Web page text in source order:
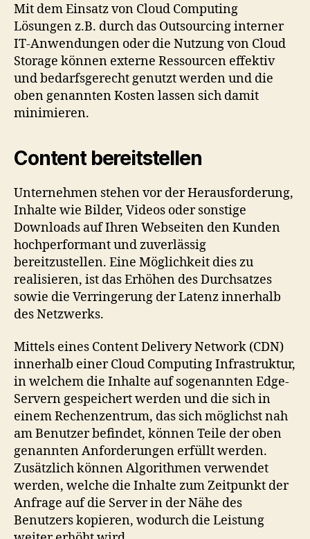
Mit dem Einsatz von Cloud Computing
Lösungen z.B. durch das Outsourcing interner
IT-Anwendungen oder die Nutzung von Cloud
Storage können externe Ressourcen effektiv
und bedarfsgerecht genutzt werden und die
oben genannten Kosten lassen sich damit
minimieren.
Content bereitstellen
Unternehmen stehen vor der Herausforderung,
Inhalte wie Bilder, Videos oder sonstige
Downloads auf Ihren Webseiten den Kunden
hochperformant und zuverlässig
bereitzustellen. Eine Möglichkeit dies zu
realisieren, ist das Erhöhen des Durchsatzes
sowie die Verringerung der Latenz innerhalb
des Netzwerks.
Mittels eines Content Delivery Network (CDN)
innerhalb einer Cloud Computing Infrastruktur,
in welchem die Inhalte auf sogenannten Edge-
Servern gespeichert werden und die sich in
einem Rechenzentrum, das sich möglichst nah
am Benutzer befindet, können Teile der oben
genannten Anforderungen erfüllt werden.
Zusätzlich können Algorithmen verwendet
werden, welche die Inhalte zum Zeitpunkt der
Anfrage auf die Server in der Nähe des
Benutzers kopieren, wodurch die Leistung